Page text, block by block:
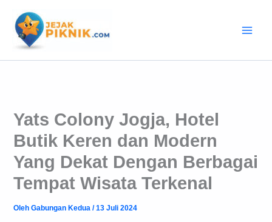
konten
Yats Colony Jogja, Hotel
Butik Keren dan Modern
Yang Dekat Dengan Berbagai
Tempat Wisata Terkenal
OlehGabungan Kedua/13 Juli 2024